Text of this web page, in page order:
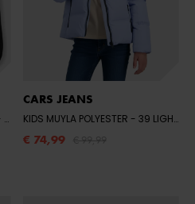
CARS JEANS
KIDS MUYLA POLYESTER - 39 LIGHT BLUE
€ 74,99